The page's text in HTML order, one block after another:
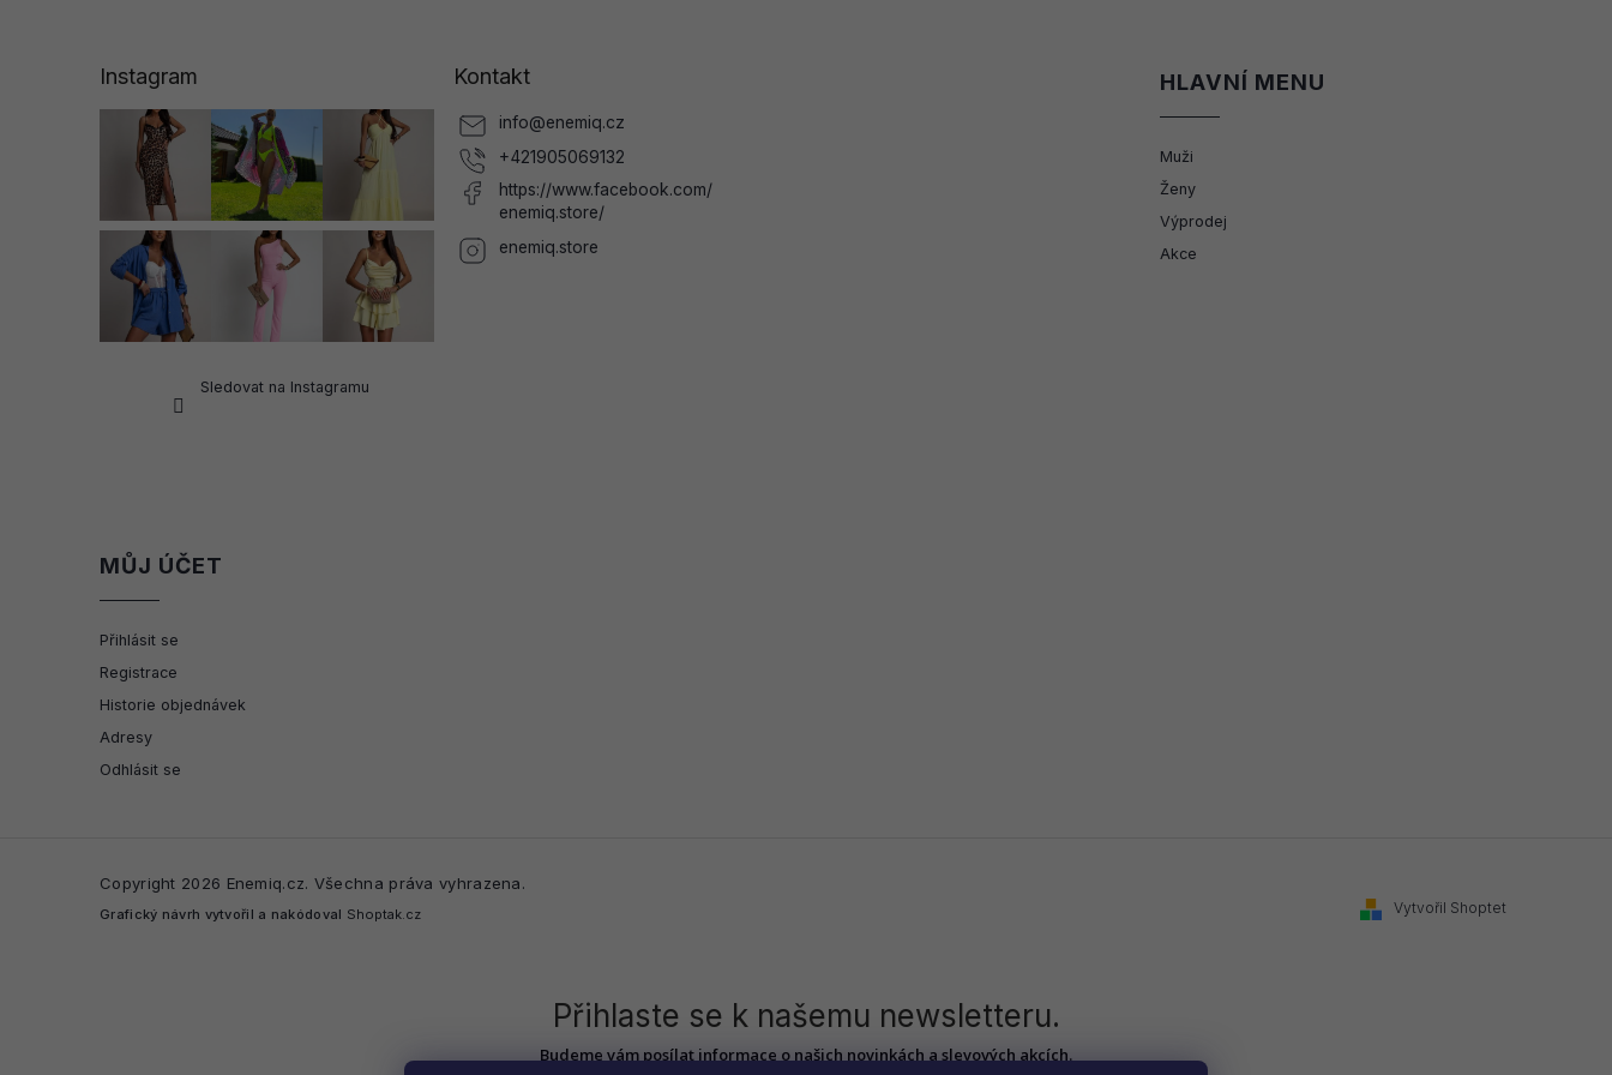
Instagram
Sledovat na Instagramu
Kontakt
info@enemiq.cz
+421905069132
https://www.facebook.com/
enemiq.store/
enemiq.store
HLAVNÍ MENU
Muži
Ženy
Výprodej
Akce
MŮJ ÚČET
Přihlásit se
Registrace
Historie objednávek
Adresy
Odhlásit se
Vytvořil Shoptet
Copyright 2026 Enemiq.cz. Všechna práva vyhrazena.
Grafický návrh vytvořil a nakódoval Shoptak.cz
Přihlaste se k našemu newsletteru.
Budeme vám posílat informace o našich novinkách a slevových akcích.